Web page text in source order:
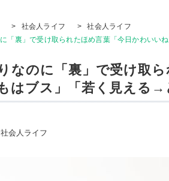
> 社会人ライフ >
社会人ライフ
「裏」で受け取られたほめ言葉「今日かわいい
なのに「裏」で受け取
はブス」「若く見える→
社会人ライフ